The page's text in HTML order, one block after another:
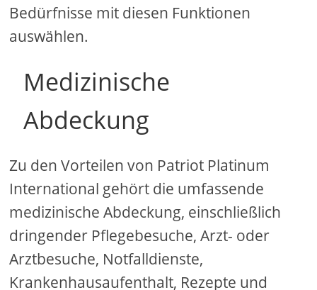
Bedürfnisse mit diesen Funktionen
auswählen.
Medizinische
Abdeckung
Zu den Vorteilen von Patriot Platinum
International gehört die umfassende
medizinische Abdeckung, einschließlich
dringender Pflegebesuche, Arzt- oder
Arztbesuche, Notfalldienste,
Krankenhausaufenthalt, Rezepte und